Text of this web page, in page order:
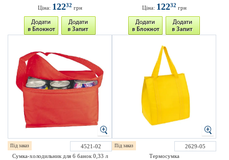
Ціна: 12232 грн Ціна: 12232 грн
Під заказ
4521-02
Сумка-холодильник для 6 банок 0,33 л
Під заказ
2629-05
Термосумка